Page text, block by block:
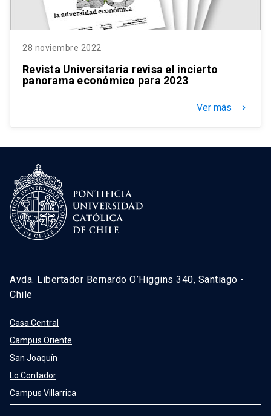
28 noviembre 2022
Revista Universitaria revisa el incierto
panorama económico para 2023
Ver más keyboard_arrow_right
Avda. Libertador Bernardo O’Higgins 340, Santiago -
Chile
Casa Central
Campus Oriente
San Joaquín
Lo Contador
Campus Villarrica